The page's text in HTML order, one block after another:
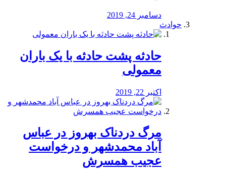
دسامبر 24, 2019
حوادث
️حادثه پشت حادثه با یک باران
معمولی
اکتبر 22, 2019
مرگ دردناک بهروز در عباس
آباد محمدشهر و درخواست
عجیب همسرش